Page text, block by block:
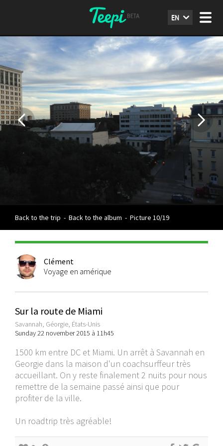
EN
Back to the trip - Back to the album - Picture 10/19
Clément
Voyage en amérique
Sur la route de Miami
Savannah, Géorgie, États-Unis
Sunday 22 november 2015 à 11h45
1500 km entre DC et Miami. Un arrêt à Savannah en
Georgie dans la maison d'un coachsurffeur très
accueillant. On y reste finalement 2 nuits pour nous
remettre de la semaine passé ainsi que pour
profiter de la ville.
Un roadtrip très agréable!